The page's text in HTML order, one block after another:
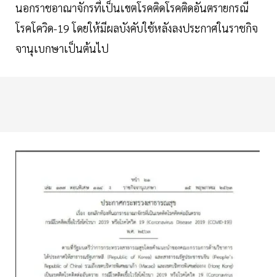
นอกราชอาณาจักรที่เป็นเขตโรคติดโรคติดอันตรายกรณี
โรคโควิด-19 โดยให้มีผลบังคับใช้หลังลงประกาศในราชกิจ
จานุเบกษาเป็นต้นไป